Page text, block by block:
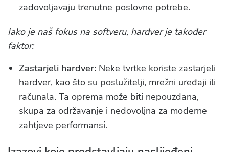
zadovoljavaju trenutne poslovne potrebe.
Iako je naš fokus na softveru, hardver je također
faktor:
Zastarjeli hardver: Neke tvrtke koriste zastarjeli
hardver, kao što su poslužitelji, mrežni uređaji ili
računala. Ta oprema može biti nepouzdana,
skupa za održavanje i nedovoljna za moderne
zahtjeve performansi.